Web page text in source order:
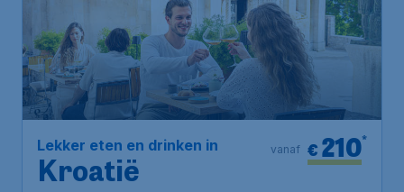
Lekker eten en drinken in
Kroatië
€ 210*
vanaf